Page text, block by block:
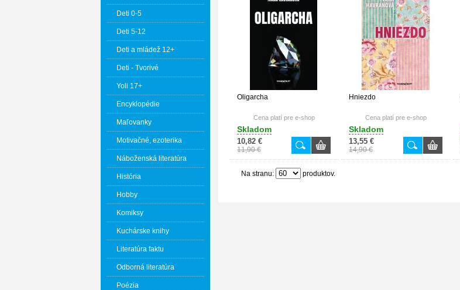
Deti 0-5
Deti 5-12
Deti a mládež 12+
Deti - Tvorivé
Yoli 17+
Encyklopédie
Maľovanky
Motivačné, ezoterika
Náboženská literatúra
História
Hobby
Komiksy
Kuchárske knihy
Literatúra faktu
Odborná literatúra
Poézia
Oligarcha
Cena platí pre e-shop
Skladom
10,82 €
11,90 €
Hniezdo
Cena platí pre e-shop
Skladom
13,55 €
14,90 €
Na stranu: produktov.